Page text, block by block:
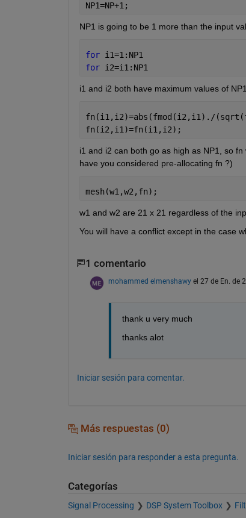
NP1=NP+1;
NP1 is going to be 1 more than the input
for i1=1:NP1
for i2=i1:NP1
i1 and i2 both have maximum values of
fn(i1,i2)=abs(fmod(i2,i1)./
fn(i2,i1)=fn(i1,i2);
i1 and i2 can both go as high as NP1, so
have you considered pre-allocating fn ?)
mesh(w1,w2,fn);
w1 and w2 are 21 x 21 regardless of the
You will have a conflict except in the case
1 comentario
mohammed elmenshawy el 27 de En. de
thank u very much
thanks alot
Iniciar sesión para comentar.
Más respuestas (0)
Iniciar sesión para responder a esta pregunta.
Categorías
Signal Processing DSP System Toolbox